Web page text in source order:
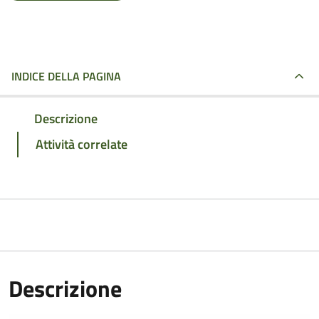
INDICE DELLA PAGINA
Descrizione
Attività correlate
Descrizione